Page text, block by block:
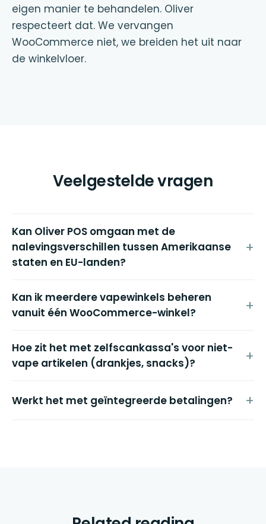
eigen manier te behandelen. Oliver
respecteert dat. We vervangen
WooCommerce niet, we breiden het uit naar
de winkelvloer.
Veelgestelde vragen
Kan Oliver POS omgaan met de
nalevingsverschillen tussen Amerikaanse
staten en EU-landen?
Kan ik meerdere vapewinkels beheren
vanuit één WooCommerce-winkel?
Hoe zit het met zelfscankassa's voor niet-
vape artikelen (drankjes, snacks)?
Werkt het met geïntegreerde betalingen?